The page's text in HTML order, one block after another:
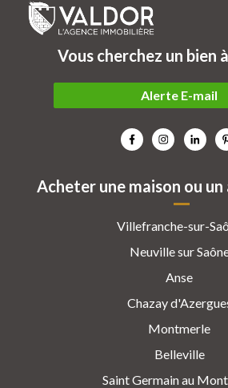
Acheter une maison ou
Villefranche-sur-
Neuville sur
Anse
Chazay
Montmerle
Belleville
Saint Germain au
Vous cherchez un bien
Alerte E-mail